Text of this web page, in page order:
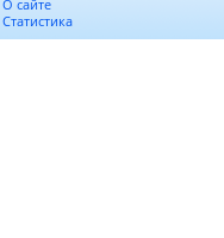
О сайте
Статистика